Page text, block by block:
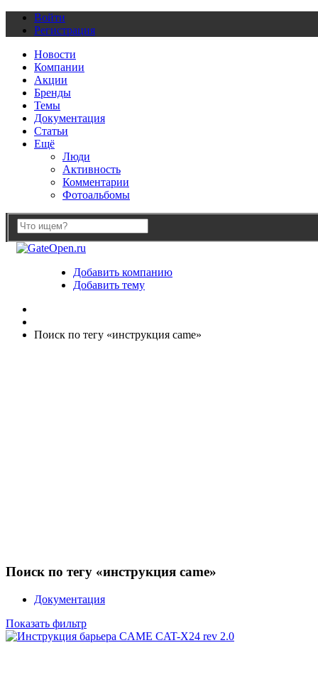
Войти
Регистрация
Новости
Компании
Акции
Бренды
Темы
Документация
Статьи
Ещё
Люди
Активность
Комментарии
Фотоальбомы
Добавить компанию
Добавить тему
Поиск по тегу «инструкция came»
Поиск по тегу «инструкция came»
Документация
Показать фильтр